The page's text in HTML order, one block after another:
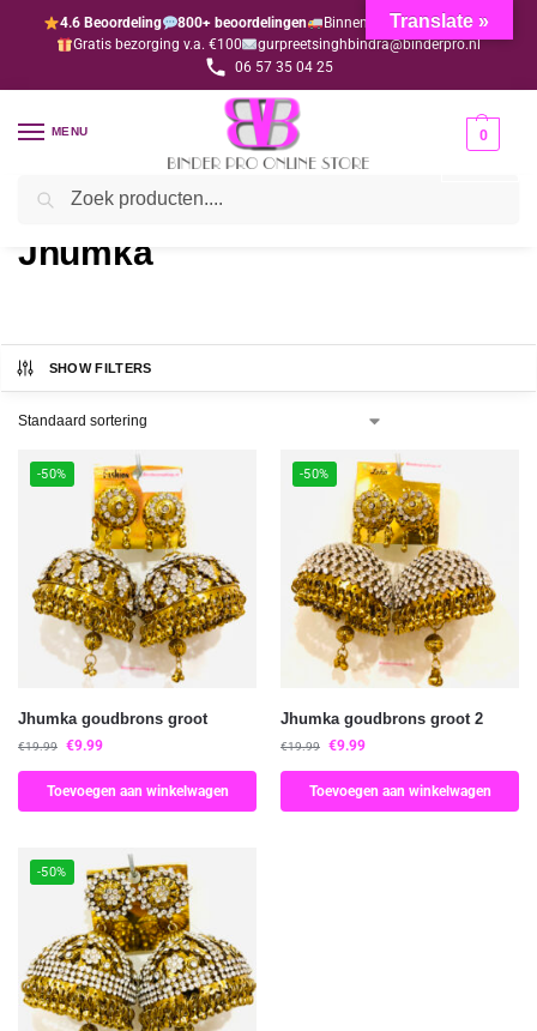
4.6 Beoordeling 800+ beoordelingen
Binnen 1-3 dagen geleverd
Gratis bezorging v.a. €100
gurpreetsinghbindra@binderpro.nl
06 57 35 04 25
MENU 0
Home Sieraden & Accessoires
Jhumka
SHOW FILTERS
-50%
Jhumka goudbrons groot
€19.99 €9.99
Toevoegen aan winkelwagen
-50%
Jhumka goudbrons groot 2
€19.99 €9.99
Toevoegen aan winkelwagen
-50%
Translate »